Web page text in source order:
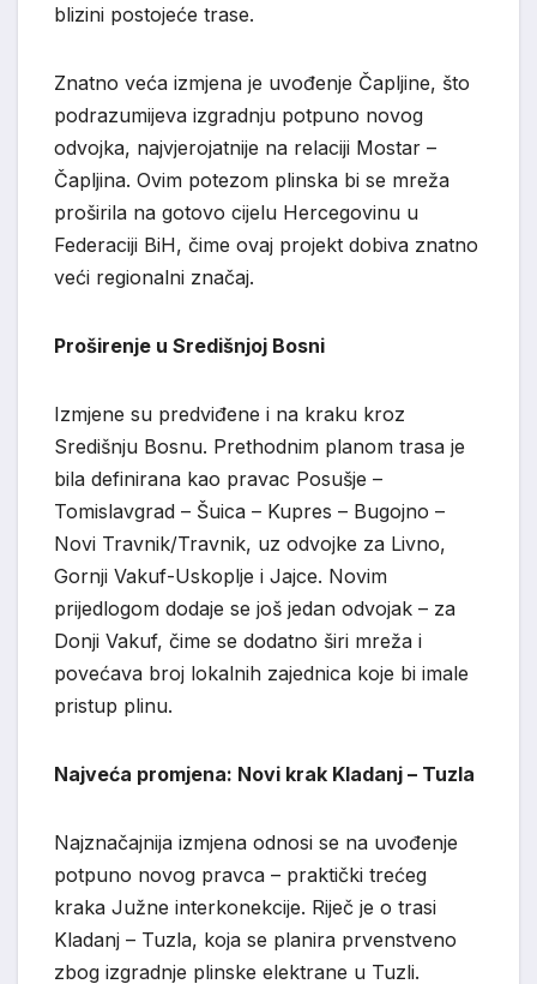
blizini postojeće trase.
Znatno veća izmjena je uvođenje Čapljine, što
podrazumijeva izgradnju potpuno novog
odvojka, najvjerojatnije na relaciji Mostar –
Čapljina. Ovim potezom plinska bi se mreža
proširila na gotovo cijelu Hercegovinu u
Federaciji BiH, čime ovaj projekt dobiva znatno
veći regionalni značaj.
Proširenje u Središnjoj Bosni
Izmjene su predviđene i na kraku kroz
Središnju Bosnu. Prethodnim planom trasa je
bila definirana kao pravac Posušje –
Tomislavgrad – Šuica – Kupres – Bugojno –
Novi Travnik/Travnik, uz odvojke za Livno,
Gornji Vakuf-Uskoplje i Jajce. Novim
prijedlogom dodaje se još jedan odvojak – za
Donji Vakuf, čime se dodatno širi mreža i
povećava broj lokalnih zajednica koje bi imale
pristup plinu.
Najveća promjena: Novi krak Kladanj – Tuzla
Najznačajnija izmjena odnosi se na uvođenje
potpuno novog pravca – praktički trećeg
kraka Južne interkonekcije. Riječ je o trasi
Kladanj – Tuzla, koja se planira prvenstveno
zbog izgradnje plinske elektrane u Tuzli.